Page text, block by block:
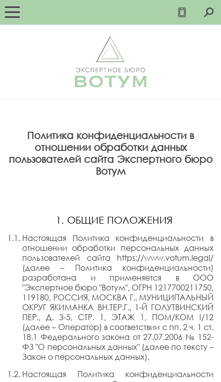
Политика конфиденциальности в
отношении обработки данных
пользователей сайта Экспертного бюро
Вотум
1. ОБЩИЕ ПОЛОЖЕНИЯ
Настоящая Политика конфиденциальности в
отношении обработки персональных данных
пользователей сайта https://www.votum.legal/
(далее – Политика конфиденциальности)
разработана и применяется в ООО
"Экспертное бюро "Вотум", ОГРН 1217700211750,
119180, РОССИЯ, МОСКВА Г., МУНИЦИПАЛЬНЫЙ
ОКРУГ ЯКИМАНКА ВН.ТЕР.Г., 1-Й ГОЛУТВИНСКИЙ
ПЕР., Д. 3-5, СТР. 1, ЭТАЖ 1, ПОМ/КОМ I/12
(далее – Оператор) в соответствии с пп. 2 ч. 1 ст.
18.1 Федерального закона от 27.07.2006 № 152-
ФЗ "О персональных данных" (далее по тексту –
Закон о персональных данных).
Настоящая Политика конфиденциальности